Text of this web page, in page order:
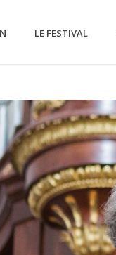
LE FESTIVAL